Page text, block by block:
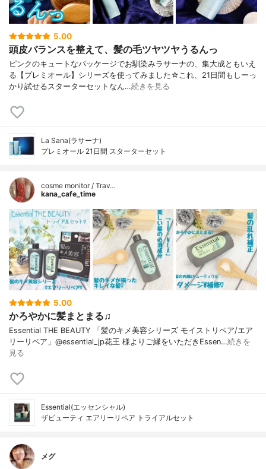
5.00
頭皮バランスを整えて、髪の毛ツヤツヤうるんっ
ピンクのキュートなパッケージでお馴染みラサーナの、集大成ともいえ
る【プレミオール】シリーズを使ってみました☆これ、21日間もしーっ
かり試せるスターターセットなん…続きを見る
La Sana(ラサーナ)
プレミオール 21日間 スターターセット
cosme monitor / Trav…
kana_cafe_time
5.00
かろやかに髪まとまる♫
Essential THE BEAUTY 「髪のキメ美容シリーズ モイストリペア/エア
リーリペア」@essential_jp花王 様よりご縁をいただきEssen…続きを
見る
Essential(エッセンシャル)
ザビューティ エアリーリペア トライアルセット
メグ